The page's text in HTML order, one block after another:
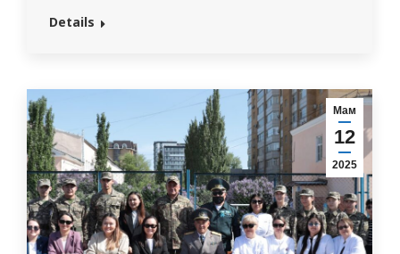
Бейсенгазина, А. К. Исаева) “Қоғамдық
іс” (201 топ), сондай-ақ “Жалпы
медицина” (4422, 4316 топ)
мамандықтарының студенттеріне
арналған спартакиада ұйымдастырды.
Бұл…
Details
Мам
12
2025